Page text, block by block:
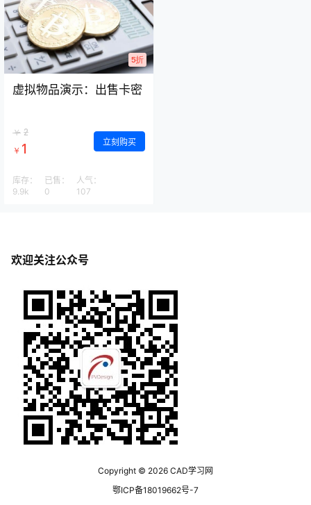
5折
虚拟物品演示：出售卡密
￥ 2
￥ 1 立刻购买
库存：
9.9k
已售：
0
人气：
107
欢迎关注公众号
Copyright © 2026 CAD学习网
鄂ICP备18019662号-7